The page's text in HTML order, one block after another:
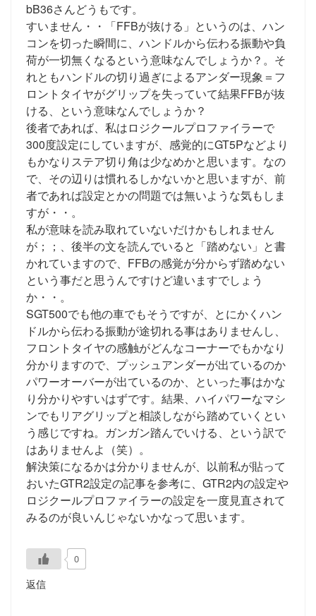
bB36さんどうもです。
すいません・・「FFBが抜ける」というのは、ハン
コンを切った瞬間に、ハンドルから伝わる振動や負
荷が一切無くなるという意味なんでしょうか？。そ
れともハンドルの切り過ぎによるアンダー現象＝フ
ロントタイヤがグリップを失っていて結果FFBが抜
ける、という意味なんでしょうか？
後者であれば、私はロジクールプロファイラーで
300度設定にしていますが、感覚的にGT5Pなどより
もかなりステア切り角は少なめかと思います。なの
で、その辺りは慣れるしかないかと思いますが、前
者であれば設定とかの問題では無いような気もしま
すが・・。
私が意味を読み取れていないだけかもしれません
が；；、後半の文を読んでいると「踏めない」と書
かれていますので、FFBの感覚が分からず踏めない
という事だと思うんですけど違いますでしょう
か・・。
SGT500でも他の車でもそうですが、とにかくハン
ドルから伝わる振動が途切れる事はありませんし、
フロントタイヤの感触がどんなコーナーでもかなり
分かりますので、プッシュアンダーが出ているのか
パワーオーバーが出ているのか、といった事はかな
り分かりやすいはずです。結果、ハイパワーなマシ
ンでもリアグリップと相談しながら踏めていくとい
う感じですね。ガンガン踏んでいける、という訳で
はありませんよ（笑）。
解決策になるかは分かりませんが、以前私が貼って
おいたGTR2設定の記事を参考に、GTR2内の設定や
ロジクールプロファイラーの設定を一度見直されて
みるのが良いんじゃないかなって思います。
0
返信